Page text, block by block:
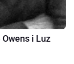
i Luz